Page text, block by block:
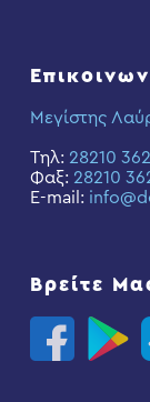
Μεγίστης
Τηλ: 28210
Φαξ: 28210
E-mail:
Βρείτε